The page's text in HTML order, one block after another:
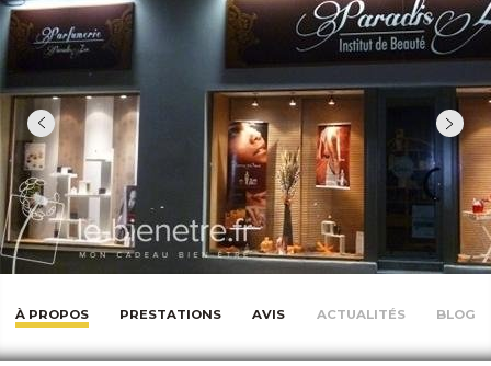
À PROPOS PRESTATIONS AVIS ACTUALITÉS BLOG